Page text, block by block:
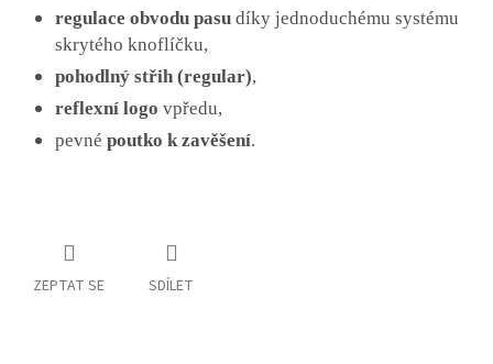
regulace obvodu pasu díky jednoduchému systému
skrytého knoflíčku,
pohodlný střih (regular),
reflexní logo vpředu,
pevné poutko k zavěšení.
ZEPTAT SE SDÍLET